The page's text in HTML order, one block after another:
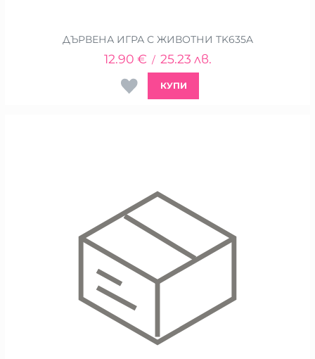
ДЪРВЕНА ИГРА С ЖИВОТНИ TK635A
12.90 € / 25.23 лв.
КУПИ